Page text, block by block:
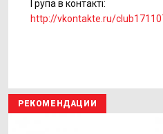
Група в контакті:
http://vkontakte.ru/
РЕКОМЕНДАЦИИ